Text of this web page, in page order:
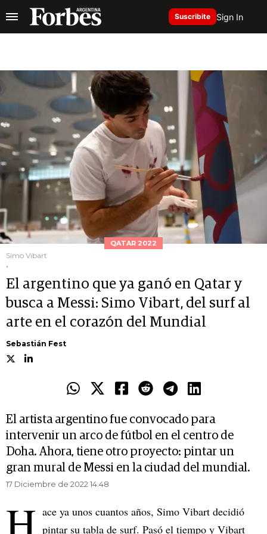
Suscribite Sign In
QATAR 2022
Simo Vibart
.
El argentino que ya ganó en Qatar y
busca a Messi: Simo Vibart, del surf al
arte en el corazón del Mundial
Sebastián Fest
El artista argentino fue convocado para
intervenir un arco de fútbol en el centro de
Doha. Ahora, tiene otro proyecto: pintar un
gran mural de Messi en la ciudad del mundial.
17 Diciembre de 2022 14.48
H ace ya unos cuantos años, Simo Vibart decidió
pintar su tabla de surf. Pasó el tiempo y Vibart